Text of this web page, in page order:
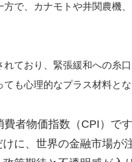
で、カナモトや井関農機
ており、緊張緩和への糸
も心理的なプラス材料とな
者物価指数（CPI）で
に、世界の金融市場が